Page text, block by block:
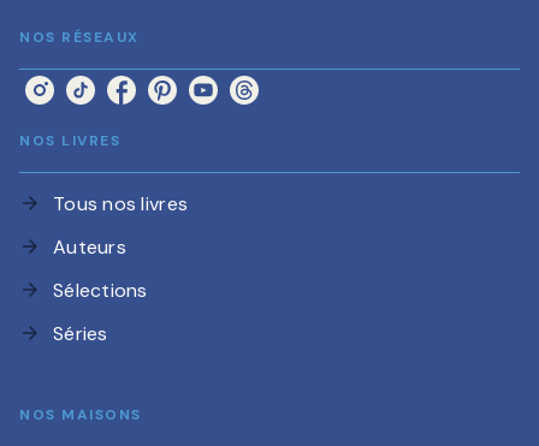
NOS RÉSEAUX
NOS LIVRES
arrow_forward Tous nos livres
arrow_forward Auteurs
arrow_forward Sélections
arrow_forward Séries
NOS MAISONS